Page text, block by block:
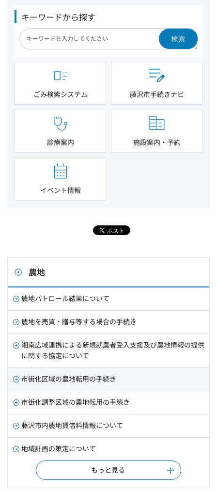
キーワードから探す
検索
ごみ検索システム 藤沢市手続きナビ
診療案内 施設案内・予約
イベント情報
農地
農地パトロール結果について
農地を売買・贈与等する場合の手続き
湘南広域連携による新規就農者受入支援及び農地情報の提供
に関する協定について
市街化区域の農地転用の手続き
市街化調整区域の農地転用の手続き
藤沢市内農地賃借料情報について
地域計画の策定について
もっと見る